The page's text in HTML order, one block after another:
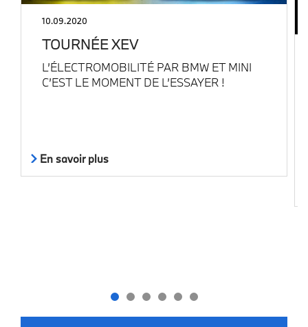
10.09.2020
TOURNÉE XEV
L’ÉLECTROMOBILITÉ PAR BMW ET MINI
C’EST LE MOMENT DE L’ESSAYER !
En savoir plus